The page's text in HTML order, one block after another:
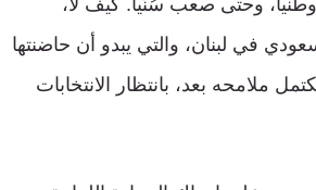
وحتى صعب سُنّياً. كيف لا،
في لبنان، والتي يبدو أن حاضنتها
ملامحه بعد، بانتظار الانتخابات